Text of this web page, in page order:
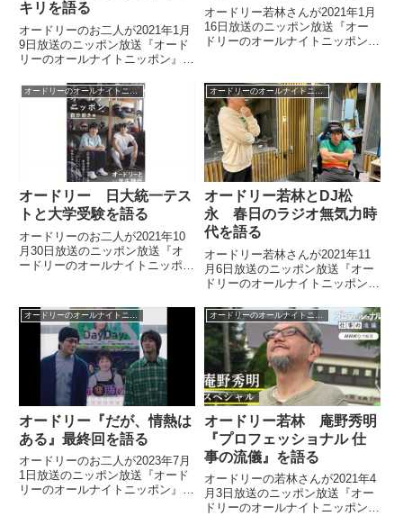
キリを語る
オードリーのお二人が2021年1月
9日放送のニッポン放送『オード
リーのオールナイトニッポン』の
ンタウン』で仕掛けられたドッキ
リについて話していました。
オードリー若林さんが2021年1月
16日放送のニッポン放送『オー
ドリーのオールナイトニッポン』
について話していました。
オードリーのオールナイトニッポン
オードリー 日大統一テス
トと大学受験を語る
オードリーのお二人が2021年10
月30日放送のニッポン放送『オ
ードリーのオールナイトニッポ
ク。大学受験の思い出などを話し
ていました。
オードリーのオールナイトニッポン
オードリー若林とDJ松
永 春日のラジオ無気力時
代を語る
オードリー若林さんが2021年11
月6日放送のニッポン放送『オー
ドリーのオールナイトニッポン』
け、春日さんがラジオに無気力だ
った時代のことについて話してい
ました。
オードリーのオールナイトニッポン
オードリー『だが、情熱は
ある』最終回を語る
オードリーのお二人が2023年7月
1日放送のニッポン放送『オード
リーのオールナイトニッポン』の
オードリーのオールナイトニッポン
オードリー若林 庵野秀明
『プロフェッショナル 仕
事の流儀』を語る
オードリーの若林さんが2021年4
月3日放送のニッポン放送『オー
ドリーのオールナイトニッポン』